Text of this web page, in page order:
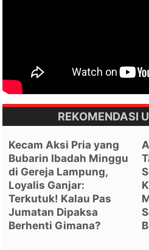
REKOMENDASI
Kecam Aksi Pria yang
Bubarin Ibadah Minggu
di Gereja Lampung,
Loyalis Ganjar:
Terkutuk! Kalau Pas
Jumatan Dipaksa
Berhenti Gimana?